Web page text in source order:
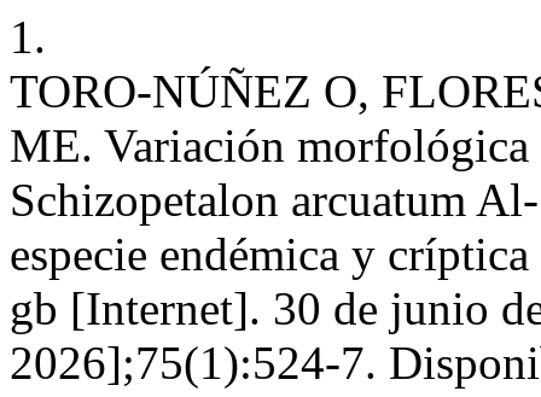
1.
TORO-NÚÑEZ O,
ME. Variación
Schizopetalon arcuatum
especie endémica y
gb [Internet]. 30 de junio
2026];75(1):524-7.